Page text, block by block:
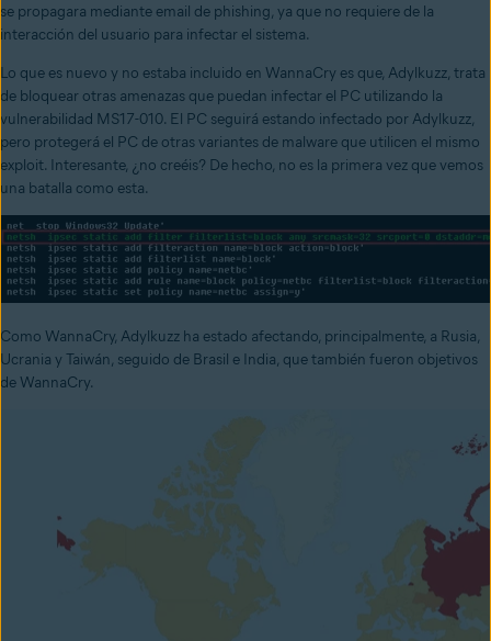
se propagara mediante email de phishing, ya que no requiere de la
interacción del usuario para infectar el sistema.
Lo que es nuevo y no estaba incluido en WannaCry es que, Adylkuzz, trata
de bloquear otras amenazas que puedan infectar el PC utilizando la
vulnerabilidad MS17-010. El PC seguirá estando infectado por Adylkuzz,
pero protegerá el PC de otras variantes de malware que utilicen el mismo
exploit. Interesante, ¿no creéis? De hecho, no es la primera vez que vemos
una batalla como esta.
Como WannaCry, Adylkuzz ha estado afectando, principalmente, a Rusia,
Ucrania y Taiwán, seguido de Brasil e India, que también fueron objetivos
de WannaCry.